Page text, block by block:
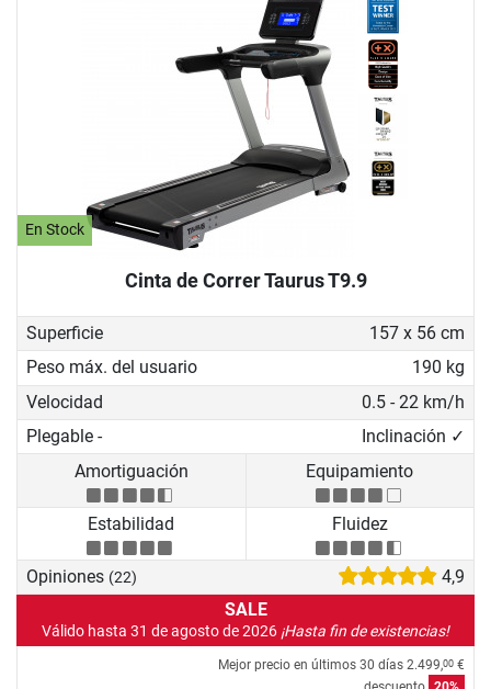
En Stock
Cinta de Correr Taurus T9.9
Superficie
157 x 56 cm
Peso máx. del usuario
190 kg
Velocidad
0.5 - 22 km/h
Plegable -
Inclinación ✓
Amortiguación
Equipamiento
Estabilidad Fluidez
Opiniones (22)
4,9
SALE
Válido hasta 31 de agosto de 2026 ¡Hasta fin de existencias!
Mejor precio en últimos 30 días 2.499,00 €